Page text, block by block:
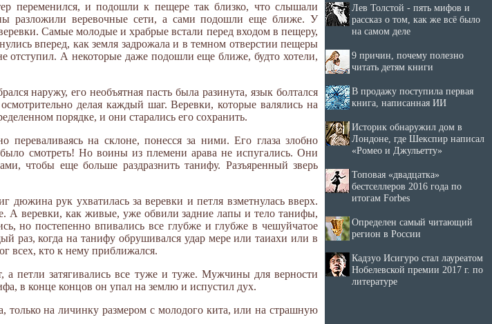
переменился, и подошли к пещере так близко, что слышали
разложили веревочные сети, а сами подошли еще ближе. У
Самые молодые и храбрые встали перед входом в пещеру,
вперед, как земля задрожала и в темном отверстии пещеры
отступил. А некоторые даже подошли еще ближе, будто хотели,
наружу, его необъятная пасть была разинута, язык болтался
делая каждый шаг. Веревки, которые валялись на
порядке, и они старались его сохранить.
на склоне, понесся за ними. Его глаза злобно
смотреть! Но воины из племени арава не испугались. Они
чтобы еще больше раздразнить танифу. Разъяренный зверь
рук ухватилась за веревки и петля взметнулась вверх.
А веревки, как живые, уже обвили задние лапы и тело танифы,
но постепенно впивались все глубже и глубже в чешуйчатое
раз, когда на танифу обрушивался удар мере или таиахи или в
всех, кто к нему приближался.
а петли затягивались все туже и туже. Мужчины для верности
в конце концов он упал на землю и испустил дух.
на личинку размером с молодого кита, или на страшную
Лев Толстой - пять мифов и
рассказ о том, как же всё было
на самом деле
9 причин, почему полезно
читать детям книги
В продажу поступила первая
книга, написанная ИИ
Историк обнаружил дом в
Лондоне, где Шекспир написал
«Ромео и Джульетту»
Топовая «двадцатка»
бестселлеров 2016 года по
итогам Forbes
Определен самый читающий
регион в России
Кадзуо Исигуро стал лауреатом
Нобелевской премии 2017 г. по
литературе